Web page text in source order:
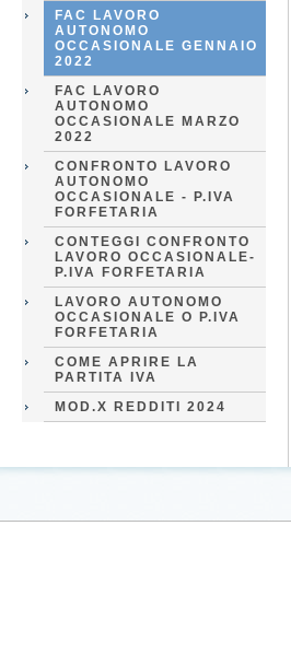
FAC LAVORO
AUTONOMO
OCCASIONALE GENNAIO
2022
FAC LAVORO
AUTONOMO
OCCASIONALE MARZO
2022
CONFRONTO LAVORO
AUTONOMO
OCCASIONALE - P.IVA
FORFETARIA
CONTEGGI CONFRONTO
LAVORO OCCASIONALE-
P.IVA FORFETARIA
LAVORO AUTONOMO
OCCASIONALE O P.IVA
FORFETARIA
COME APRIRE LA
PARTITA IVA
MOD.X REDDITI 2024